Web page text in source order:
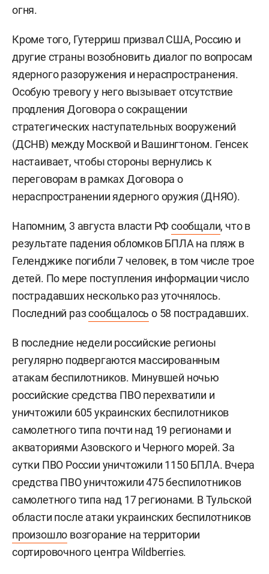
огня.
Кроме того, Гутерриш призвал США, Россию и
другие страны возобновить диалог по вопросам
ядерного разоружения и нераспространения.
Особую тревогу у него вызывает отсутствие
продления Договора о сокращении
стратегических наступательных вооружений
(ДСНВ) между Москвой и Вашингтоном. Генсек
настаивает, чтобы стороны вернулись к
переговорам в рамках Договора о
нераспространении ядерного оружия (ДНЯО).
Напомним, 3 августа власти РФсообщали, что в
результате падения обломков БПЛА на пляж в
Геленджике погибли 7 человек, в том числе трое
детей. По мере поступления информации число
пострадавших несколько раз уточнялось.
Последний разсообщалось о 58 пострадавших.
В последние недели российские регионы
регулярно подвергаются массированным
атакам беспилотников. Минувшей ночью
российские средства ПВО перехватили и
уничтожили 605 украинских беспилотников
самолетного типа почти над 19 регионами и
акваториями Азовского и Черного морей. За
сутки ПВО России уничтожили 1150 БПЛА. Вчера
средства ПВО уничтожили 475 беспилотников
самолетного типа над 17 регионами. В Тульской
области после атаки украинских беспилотников
произошло возгорание на территории
сортировочного центра Wildberries.